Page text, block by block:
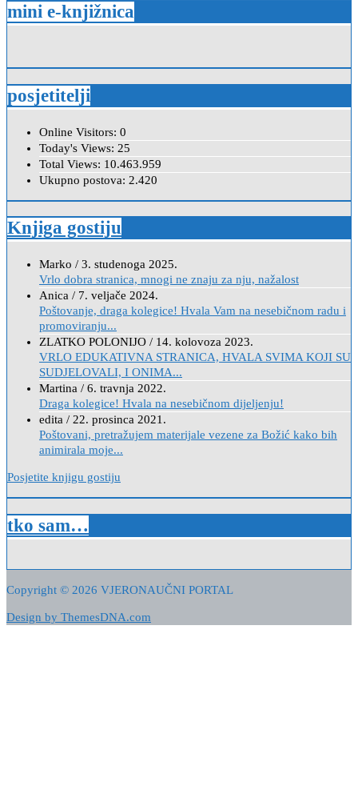
mini e-knjižnica
posjetitelji
Online Visitors: 0
Today's Views: 25
Total Views: 10.463.959
Ukupno postova: 2.420
Knjiga gostiju
Marko / 3. studenoga 2025.
Vrlo dobra stranica, mnogi ne znaju za nju, nažalost
Anica / 7. veljače 2024.
Poštovanje, draga kolegice! Hvala Vam na nesebičnom radu i
promoviranju...
ZLATKO POLONIJO / 14. kolovoza 2023.
VRLO EDUKATIVNA STRANICA, HVALA SVIMA KOJI SU
SUDJELOVALI, I ONIMA...
Martina / 6. travnja 2022.
Draga kolegice! Hvala na nesebičnom dijeljenju!
edita / 22. prosinca 2021.
Poštovani, pretražujem materijale vezene za Božić kako bih
animirala moje...
Posjetite knjigu gostiju
tko sam…
Copyright © 2026 VJERONAUČNI PORTAL
Design by ThemesDNA.com